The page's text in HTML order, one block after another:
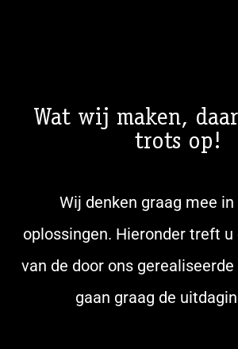
Wat wij maken,
trots op!
Wij denken graag mee
oplossingen. Hieronder treft
van de door ons
gaan graag de